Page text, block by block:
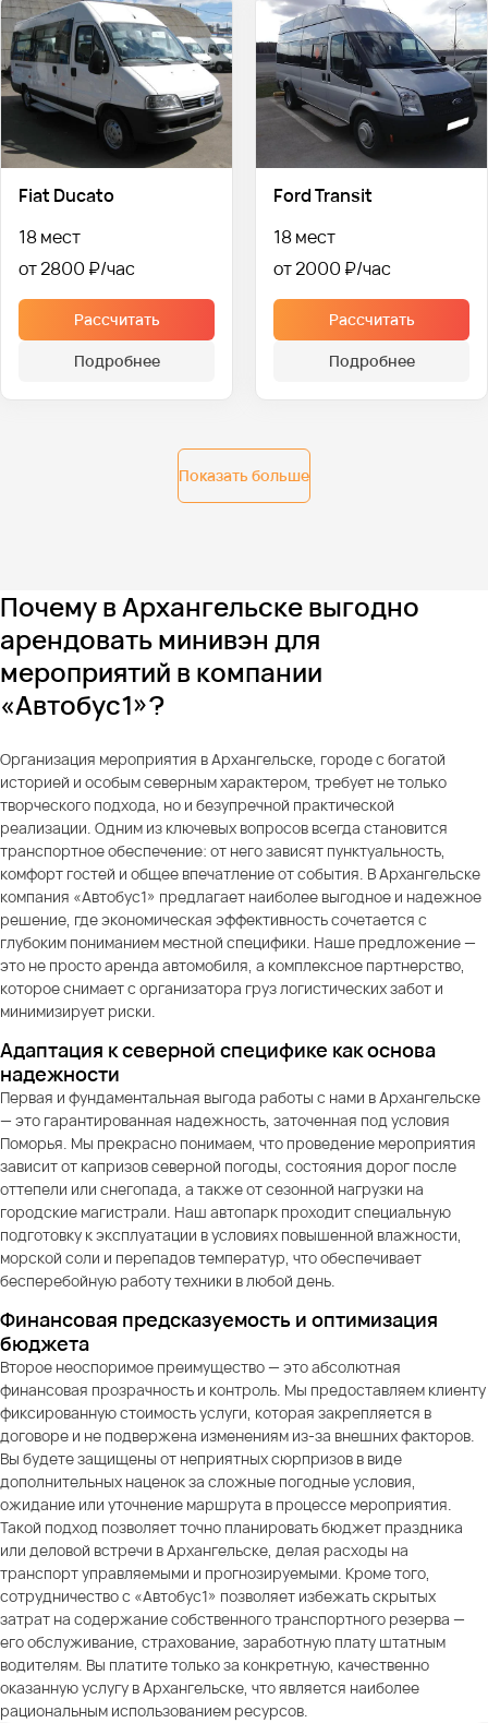
Fiat Ducato
18 мест
от 2800 ₽
Рассчитать
Подробнее
Ford Transit
18 мест
от 2000 ₽
Рассчитать
Подробнее
Показать больше
Почему в Архангельске выгодно
арендовать минивэн для
мероприятий в компании
«Автобус1»?
Организация мероприятия в Архангельске, городе с богатой
историей и особым северным характером, требует не только
творческого подхода, но и безупречной практической
реализации. Одним из ключевых вопросов всегда становится
транспортное обеспечение: от него зависят пунктуальность,
комфорт гостей и общее впечатление от события. В Архангельске
компания «Автобус1» предлагает наиболее выгодное и надежное
решение, где экономическая эффективность сочетается с
глубоким пониманием местной специфики. Наше предложение —
это не просто аренда автомобиля, а комплексное партнерство,
которое снимает с организатора груз логистических забот и
минимизирует риски.
Адаптация к северной специфике как основа
надежности
Первая и фундаментальная выгода работы с нами в Архангельске
— это гарантированная надежность, заточенная под условия
Поморья. Мы прекрасно понимаем, что проведение мероприятия
зависит от капризов северной погоды, состояния дорог после
оттепели или снегопада, а также от сезонной нагрузки на
городские магистрали. Наш автопарк проходит специальную
подготовку к эксплуатации в условиях повышенной влажности,
морской соли и перепадов температур, что обеспечивает
бесперебойную работу техники в любой день.
Финансовая предсказуемость и оптимизация
бюджета
Второе неоспоримое преимущество — это абсолютная
финансовая прозрачность и контроль. Мы предоставляем клиенту
фиксированную стоимость услуги, которая закрепляется в
договоре и не подвержена изменениям из-за внешних факторов.
Вы будете защищены от неприятных сюрпризов в виде
дополнительных наценок за сложные погодные условия,
ожидание или уточнение маршрута в процессе мероприятия.
Такой подход позволяет точно планировать бюджет праздника
или деловой встречи в Архангельске, делая расходы на
транспорт управляемыми и прогнозируемыми. Кроме того,
сотрудничество с «Автобус1» позволяет избежать скрытых
затрат на содержание собственного транспортного резерва —
его обслуживание, страхование, заработную плату штатным
водителям. Вы платите только за конкретную, качественно
оказанную услугу в Архангельске, что является наиболее
рациональным использованием ресурсов.